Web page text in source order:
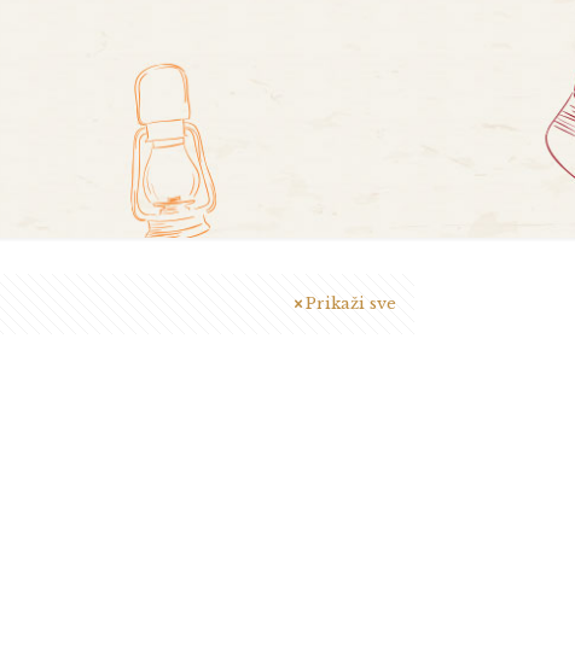
Prikaži sve